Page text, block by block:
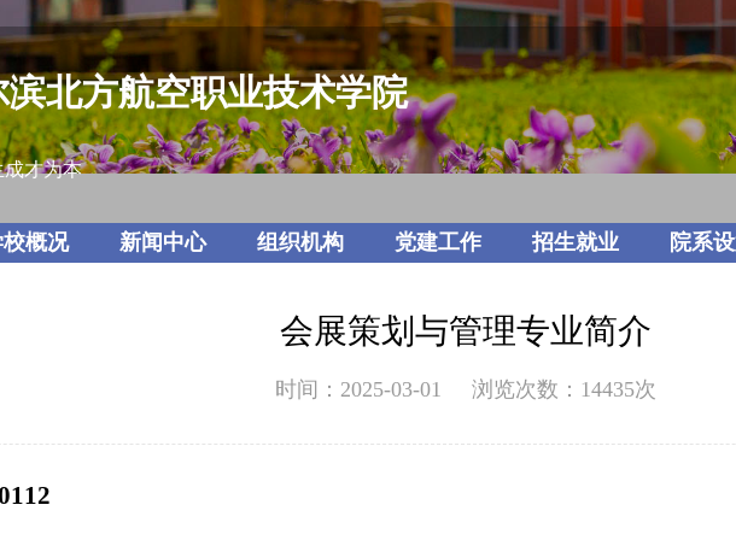
北方航空职业技术学院
成才为本
概况 新闻中心 组织机构 党建工作 招生就业 院系
会展策划与管理专业简介
时间：2025-03-01 浏览次数： 14435次